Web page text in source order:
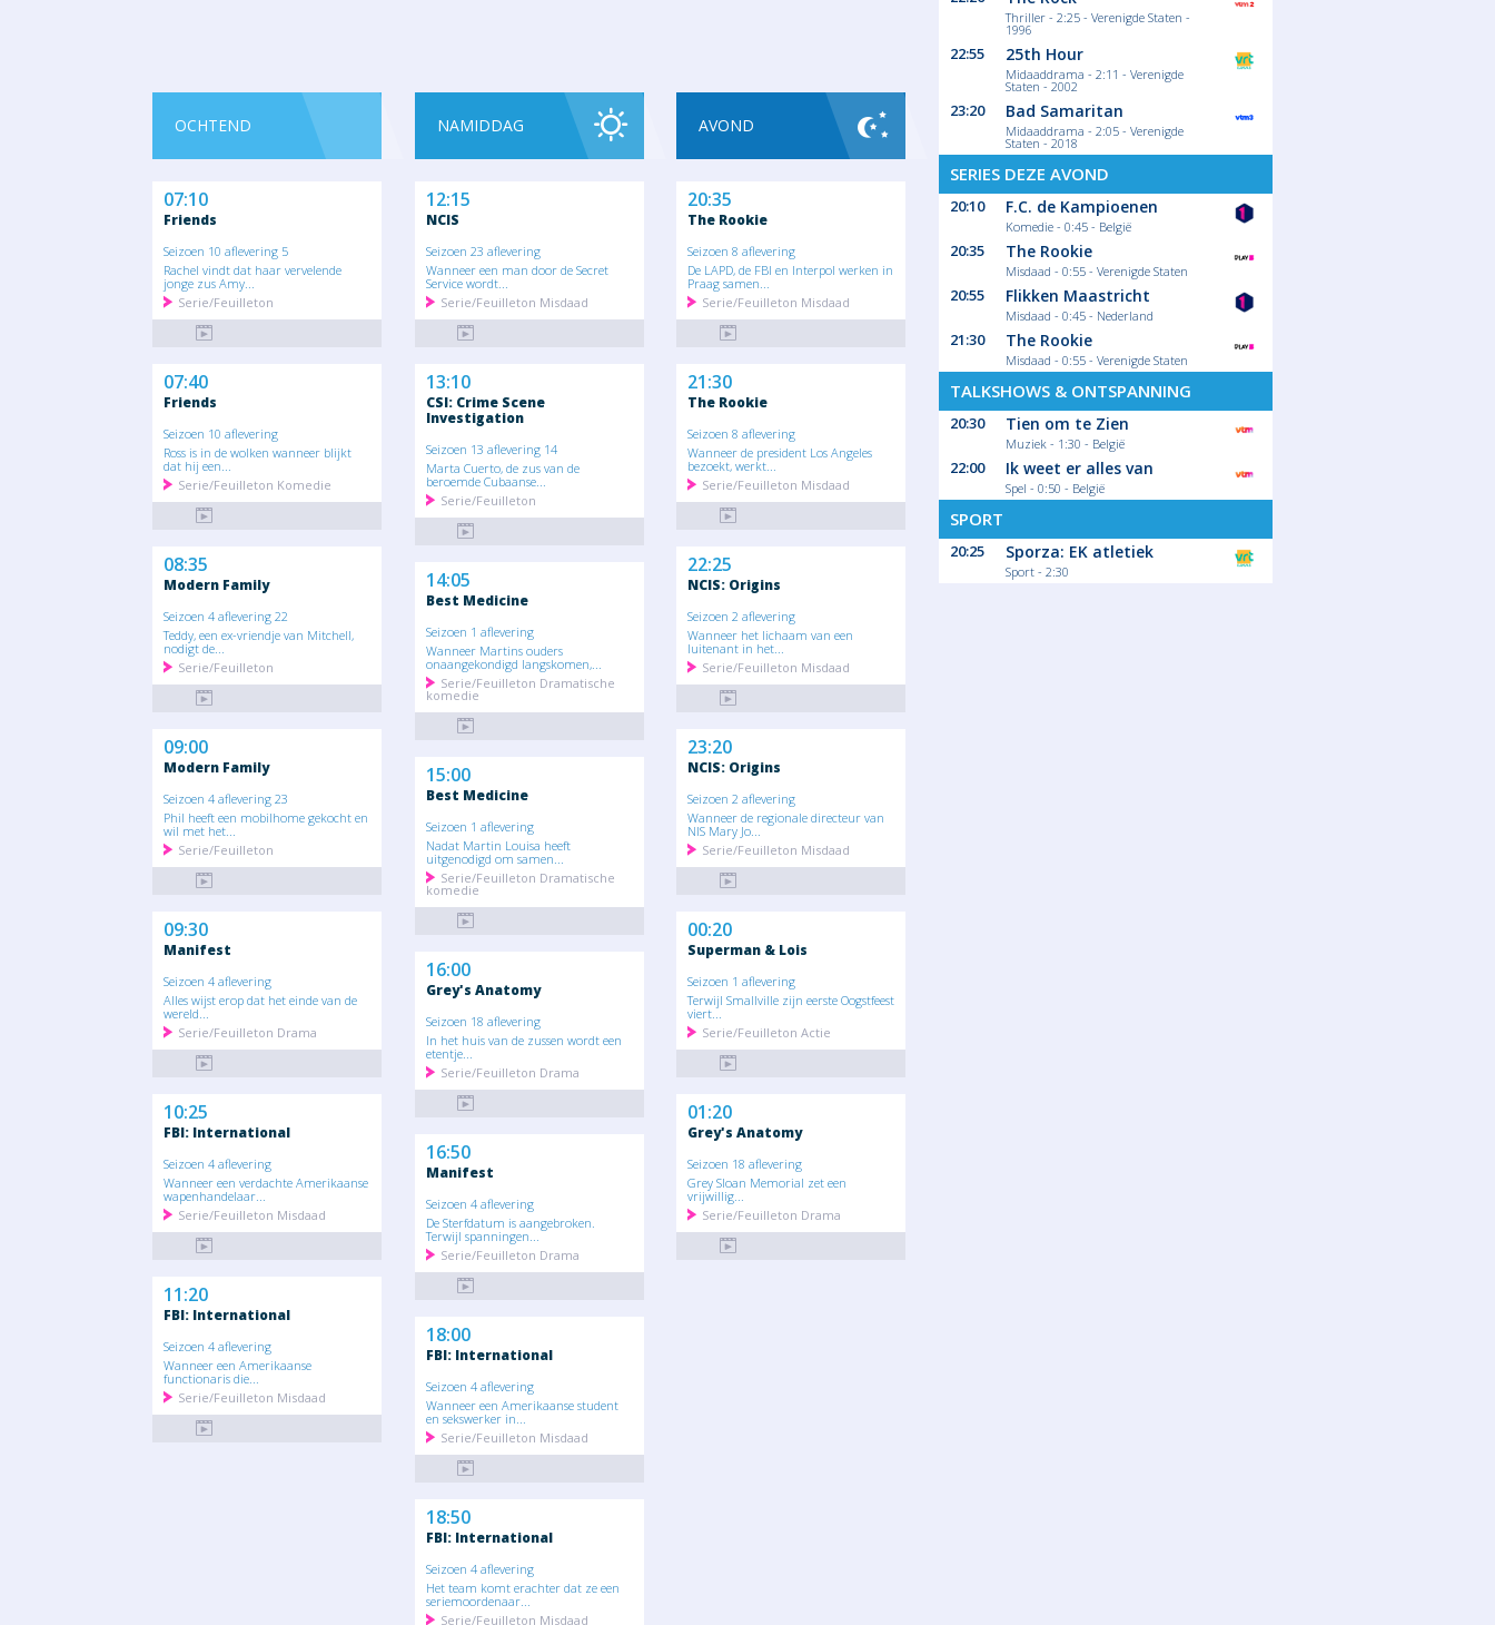
OCHTEND
07:10
Friends
Seizoen 10 aflevering 5
Rachel vindt dat haar vervelende
jonge zus Amy...
Serie/Feuilleton
07:40
Friends
Seizoen 10 aflevering
Ross is in de wolken wanneer blijkt
dat hij een...
Serie/Feuilleton Komedie
08:35
Modern Family
Seizoen 4 aflevering 22
Teddy, een ex-vriendje van Mitchell,
nodigt de...
Serie/Feuilleton
09:00
Modern Family
Seizoen 4 aflevering 23
Phil heeft een mobilhome gekocht en
wil met het...
Serie/Feuilleton
09:30
Manifest
Seizoen 4 aflevering
Alles wijst erop dat het einde van de
wereld...
Serie/Feuilleton Drama
10:25
FBI: International
Seizoen 4 aflevering
Wanneer een verdachte Amerikaanse
wapenhandelaar...
Serie/Feuilleton Misdaad
11:20
FBI: International
Seizoen 4 aflevering
Wanneer een Amerikaanse
functionaris die...
Serie/Feuilleton Misdaad
NAMIDDAG
12:15
NCIS
Seizoen 23 aflevering
Wanneer een man door de Secret
Service wordt...
Serie/Feuilleton Misdaad
13:10
CSI: Crime Scene
Investigation
Seizoen 13 aflevering 14
Marta Cuerto, de zus van de
beroemde Cubaanse...
Serie/Feuilleton
14:05
Best Medicine
Seizoen 1 aflevering
Wanneer Martins ouders
onaangekondigd langskomen,...
Serie/Feuilleton Dramatische
komedie
15:00
Best Medicine
Seizoen 1 aflevering
Nadat Martin Louisa heeft
uitgenodigd om samen...
Serie/Feuilleton Dramatische
komedie
16:00
Grey's Anatomy
Seizoen 18 aflevering
In het huis van de zussen wordt een
etentje...
Serie/Feuilleton Drama
16:50
Manifest
Seizoen 4 aflevering
De Sterfdatum is aangebroken.
Terwijl spanningen...
Serie/Feuilleton Drama
18:00
FBI: International
Seizoen 4 aflevering
Wanneer een Amerikaanse student
en sekswerker in...
Serie/Feuilleton Misdaad
18:50
FBI: International
Seizoen 4 aflevering
Het team komt erachter dat ze een
seriemoordenaar...
Serie/Feuilleton Misdaad
AVOND
20:35
The Rookie
Seizoen 8 aflevering
De LAPD, de FBI en Interpol werken in
Praag samen...
Serie/Feuilleton Misdaad
21:30
The Rookie
Seizoen 8 aflevering
Wanneer de president Los Angeles
bezoekt, werkt...
Serie/Feuilleton Misdaad
22:25
NCIS: Origins
Seizoen 2 aflevering
Wanneer het lichaam van een
luitenant in het...
Serie/Feuilleton Misdaad
23:20
NCIS: Origins
Seizoen 2 aflevering
Wanneer de regionale directeur van
NIS Mary Jo...
Serie/Feuilleton Misdaad
00:20
Superman & Lois
Seizoen 1 aflevering
Terwijl Smallville zijn eerste Oogstfeest
viert...
Serie/Feuilleton Actie
01:20
Grey's Anatomy
Seizoen 18 aflevering
Grey Sloan Memorial zet een
vrijwillig...
Serie/Feuilleton Drama
Thriller - 2:25 - Verenigde Staten -
1996
22:55 25th Hour
Midaaddrama - 2:11 - Verenigde
Staten - 2002
23:20 Bad Samaritan
Midaaddrama - 2:05 - Verenigde
Staten - 2018
SERIES DEZE AVOND
20:10 F.C. de Kampioenen
Komedie - 0:45 - België
20:35 The Rookie
Misdaad - 0:55 - Verenigde Staten
20:55 Flikken Maastricht
Misdaad - 0:45 - Nederland
21:30 The Rookie
Misdaad - 0:55 - Verenigde Staten
TALKSHOWS & ONTSPANNING
20:30 Tien om te Zien
Muziek - 1:30 - België
22:00 Ik weet er alles van
Spel - 0:50 - België
SPORT
20:25 Sporza: EK atletiek
Sport - 2:30